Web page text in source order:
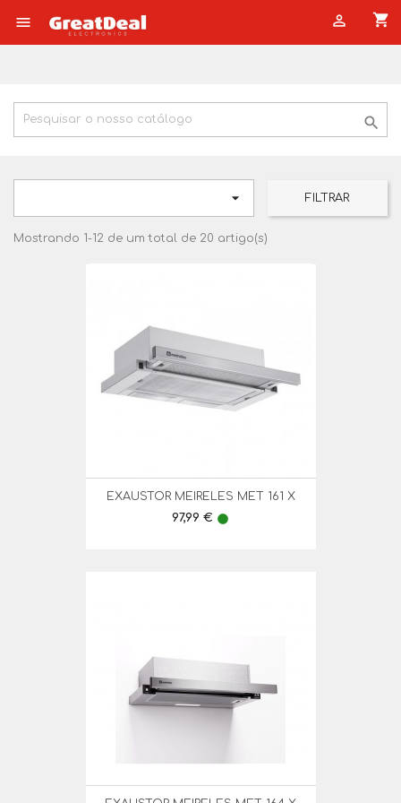
 shopping_cart


 FILTRAR
Mostrando 1-12 de um total de 20 artigo(s)
EXAUSTOR MEIRELES MET 161 X
Preço
97,99 € lens